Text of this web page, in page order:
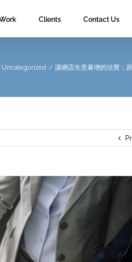
Clients Contact Us
Uncategorized / 讓網店生意暴增的法寶：